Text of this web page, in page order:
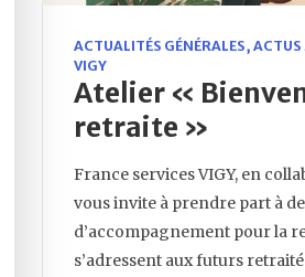
ACTUALITÉS GÉNÉRALES, ACTUS
VIGY
Atelier «
retraite »
France services VIGY, en
vous invite à prendre part à
d’accompagnement pour la
s’adressent aux futurs